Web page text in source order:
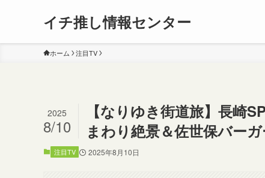
イチ推し情報センター
ホーム 注目TV
【なりゆき街道旅】長崎
まわり絶景＆佐世保バーガ
2025
8/10
注目TV 2025年8月10日